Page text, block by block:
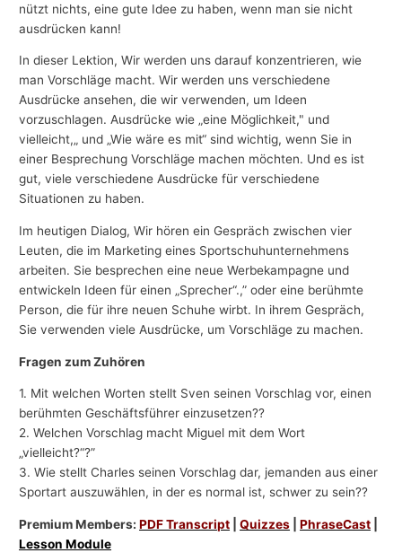
nützt nichts, eine gute Idee zu haben, wenn man sie nicht
ausdrücken kann!
In dieser Lektion, Wir werden uns darauf konzentrieren, wie
man Vorschläge macht. Wir werden uns verschiedene
Ausdrücke ansehen, die wir verwenden, um Ideen
vorzuschlagen. Ausdrücke wie „eine Möglichkeit," und
vielleicht,„ und „Wie wäre es mit“ sind wichtig, wenn Sie in
einer Besprechung Vorschläge machen möchten. Und es ist
gut, viele verschiedene Ausdrücke für verschiedene
Situationen zu haben.
Im heutigen Dialog, Wir hören ein Gespräch zwischen vier
Leuten, die im Marketing eines Sportschuhunternehmens
arbeiten. Sie besprechen eine neue Werbekampagne und
entwickeln Ideen für einen „Sprecher“.,” oder eine berühmte
Person, die für ihre neuen Schuhe wirbt. In ihrem Gespräch,
Sie verwenden viele Ausdrücke, um Vorschläge zu machen.
Fragen zum Zuhören
1. Mit welchen Worten stellt Sven seinen Vorschlag vor, einen
berühmten Geschäftsführer einzusetzen??
2. Welchen Vorschlag macht Miguel mit dem Wort
„vielleicht?“?”
3. Wie stellt Charles seinen Vorschlag dar, jemanden aus einer
Sportart auszuwählen, in der es normal ist, schwer zu sein??
Premium Members:PDF Transcript |Quizzes |PhraseCast
Lesson Module